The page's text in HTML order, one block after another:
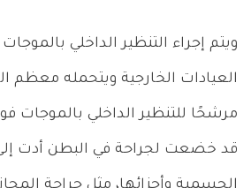
ويتم إجراء التنظير الداخلي
العيادات الخارجية ويتحمله معظم
مرشحًا للتنظير الداخلي بالموجات
قد خضعت لجراحة في البطن أدت إلى